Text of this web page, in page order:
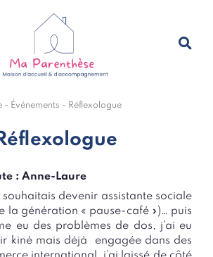
- Événements - Réflexologue
: Anne-Laure
devenir assistante sociale
la génération « pause-café »)… puis
eu des problèmes de dos, j’ai eu
kiné mais déjà engagée dans des